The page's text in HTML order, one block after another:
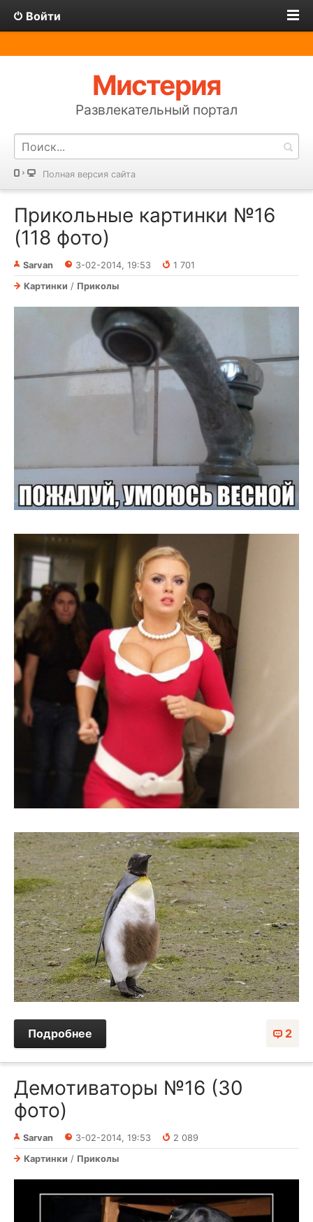
Войти
Мистерия
Развлекательный портал
Полная версия сайта
Прикольные картинки №16
(118 фото)
Sarvan 3-02-2014, 19:53
1 701
Картинки / Приколы
2
Подробнее
Демотиваторы №16 (30
фото)
Sarvan 3-02-2014, 19:53
2 089
Картинки / Приколы